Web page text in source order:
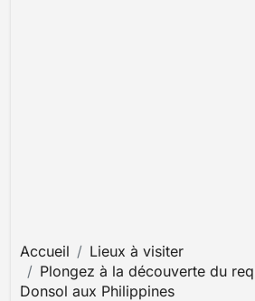
Accueil
Lieux à visiter
Plongez à la découverte du
Donsol aux Philippines